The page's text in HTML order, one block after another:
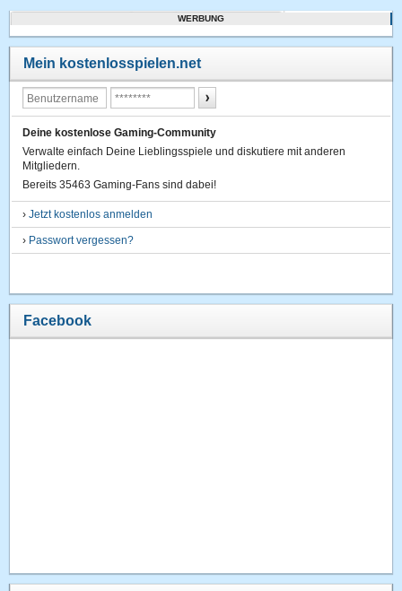
WERBUNG
Mein kostenlosspielen.net
Deine kostenlose Gaming-Community
Verwalte einfach Deine Lieblingsspiele und diskutiere mit anderen
Mitgliedern.
Bereits 35463 Gaming-Fans sind dabei!
›Jetzt kostenlos anmelden
› Passwort vergessen?
Facebook